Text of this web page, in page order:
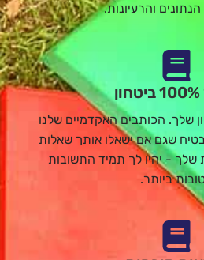
והרעיונות.
שלך. הכותבים האקדמיים שלנו
שגם אם ישאלו אותך שאלות
שלך - יהיו לך תמיד התשובות
ביותר.